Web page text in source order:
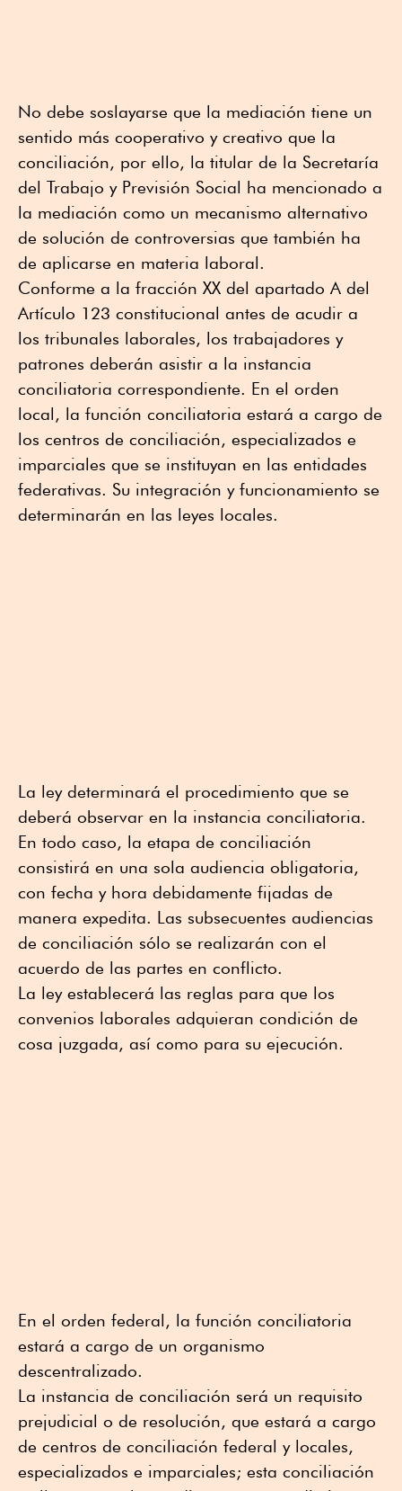
No debe soslayarse que la mediación tiene un
sentido más cooperativo y creativo que la
conciliación, por ello, la titular de la Secretaría
del Trabajo y Previsión Social ha mencionado a
la mediación como un mecanismo alternativo
de solución de controversias que también ha
de aplicarse en materia laboral.
Conforme a la fracción XX del apartado A del
Artículo 123 constitucional antes de acudir a
los tribunales laborales, los trabajadores y
patrones deberán asistir a la instancia
conciliatoria correspondiente. En el orden
local, la función conciliatoria estará a cargo de
los centros de conciliación, especializados e
imparciales que se instituyan en las entidades
federativas. Su integración y funcionamiento se
determinarán en las leyes locales.
La ley determinará el procedimiento que se
deberá observar en la instancia conciliatoria.
En todo caso, la etapa de conciliación
consistirá en una sola audiencia obligatoria,
con fecha y hora debidamente fijadas de
manera expedita. Las subsecuentes audiencias
de conciliación sólo se realizarán con el
acuerdo de las partes en conflicto.
La ley establecerá las reglas para que los
convenios laborales adquieran condición de
cosa juzgada, así como para su ejecución.
En el orden federal, la función conciliatoria
estará a cargo de un organismo
descentralizado.
La instancia de conciliación será un requisito
prejudicial o de resolución, que estará a cargo
de centros de conciliación federal y locales,
especializados e imparciales; esta conciliación